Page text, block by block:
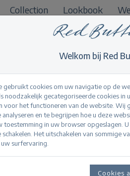
Collection Lookbook
B2B
De
Welkom bij Red
gebruikt cookies om uw navigatie op de
noodzakelijk gecategoriseerde cookies
voor het functioneren van de website. Wij
analyseren en te begrijpen hoe u deze
toestemming in uw browser opgeslagen.
schakelen. Het uitschakelen van sommige
surfervaring.
Cookies